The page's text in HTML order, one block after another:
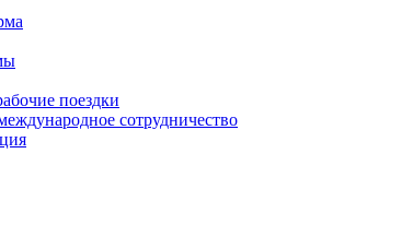
поездки
сотрудничество